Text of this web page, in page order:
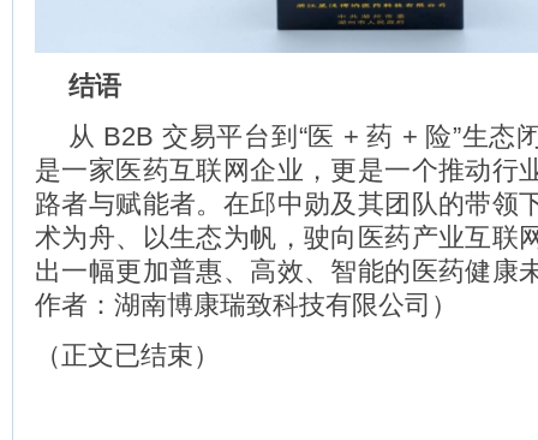
结语
从 B2B 交易平台到“医 + 药 + 险”生态
是一家医药互联网企业，更是一个推动行
路者与赋能者。在邱中勋及其团队的带领
术为舟、以生态为帆，驶向医药产业互联
出一幅更加普惠、高效、智能的医药健康
作者：湖南博康瑞致科技有限公司）
（正文已结束）